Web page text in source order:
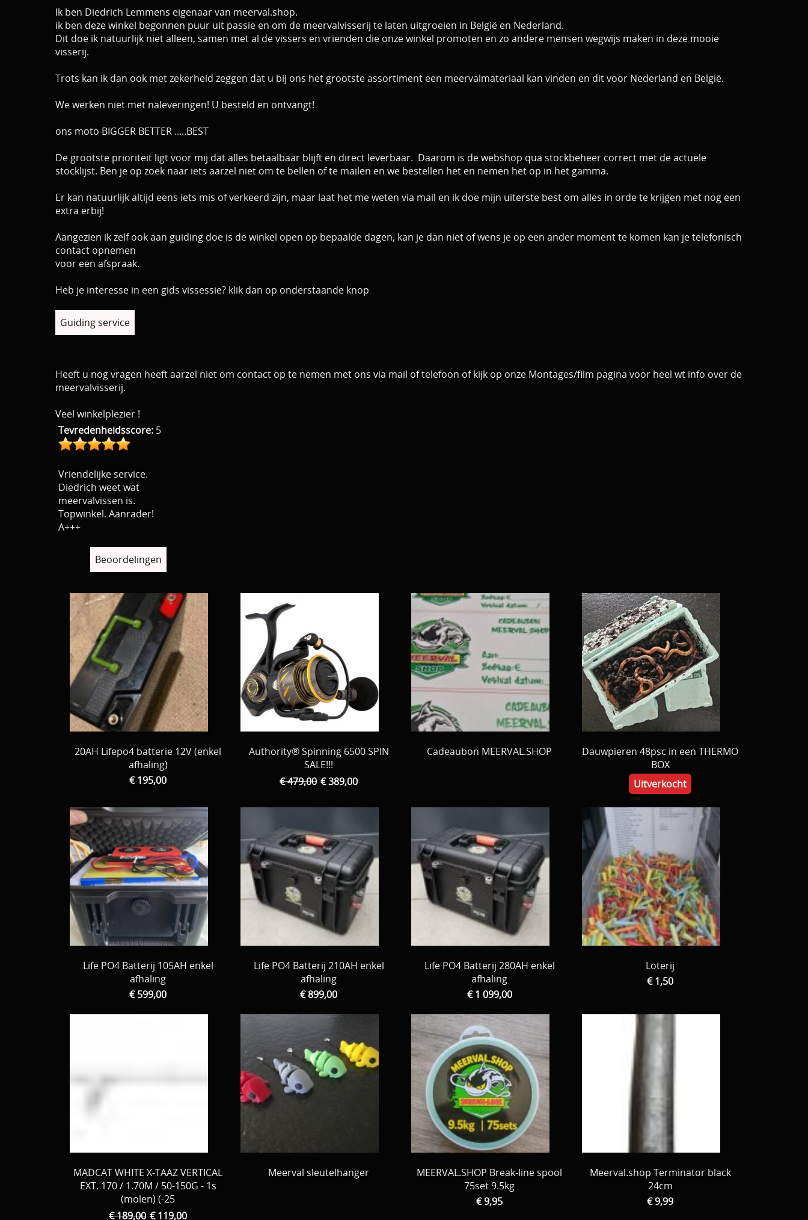
Ik ben Diedrich Lemmens eigenaar van meerval.shop.
ik ben deze winkel begonnen puur uit passie en om de meervalvisserij te laten uitgroeien in België en Nederland.
Dit doe ik natuurlijk niet alleen, samen met al de vissers en vrienden die onze winkel promoten en zo andere mensen wegwijs maken in deze mooie
visserij.
Trots kan ik dan ook met zekerheid zeggen dat u bij ons het grootste assortiment een meervalmateriaal kan vinden en dit voor Nederland en België.
We werken niet met naleveringen! U besteld en ontvangt!
ons moto BIGGER BETTER .....BEST
De grootste prioriteit ligt voor mij dat alles betaalbaar blijft en direct leverbaar. Daarom is de webshop qua stockbeheer correct met de actuele
stocklijst. Ben je op zoek naar iets aarzel niet om te bellen of te mailen en we bestellen het en nemen het op in het gamma.
Er kan natuurlijk altijd eens iets mis of verkeerd zijn, maar laat het me weten via mail en ik doe mijn uiterste best om alles in orde te krijgen met nog een
extra erbij!
Aangezien ik zelf ook aan guiding doe is de winkel open op bepaalde dagen, kan je dan niet of wens je op een ander moment te komen kan je telefonisch
contact opnemen
voor een afspraak.
Heb je interesse in een gids vissessie? klik dan op onderstaande knop
Guiding service
Heeft u nog vragen heeft aarzel niet om contact op te nemen met ons via mail of telefoon of kijk op onze Montages/film pagina voor heel wt info over de
meervalvisserij.
Veel winkelplezier !
Tevredenheidsscore: 5
Vriendelijke service.
Diedrich weet wat
meervalvissen is.
Topwinkel. Aanrader!
A+++
Beoordelingen
20AH Lifepo4 batterie 12V (enkel
afhaling)
€ 195,00
Authority® Spinning 6500 SPIN
SALE!!!
€ 479,00 € 389,00
Cadeaubon MEERVAL.SHOP
Dauwpieren 48psc in een THERMO
BOX
Uitverkocht
Life PO4 Batterij 105AH enkel
afhaling
€ 599,00
Life PO4 Batterij 210AH enkel
afhaling
€ 899,00
Life PO4 Batterij 280AH enkel
afhaling
€ 1 099,00
Loterij
€ 1,50
MADCAT WHITE X-TAAZ VERTICAL
EXT. 170 / 1.70M / 50-150G - 1s
(molen) (-25
€ 189,00 € 119,00
Meerval sleutelhanger
MEERVAL.SHOP Break-line spool
75set 9.5kg
€ 9,95
Meerval.shop Terminator black
24cm
€ 9,99